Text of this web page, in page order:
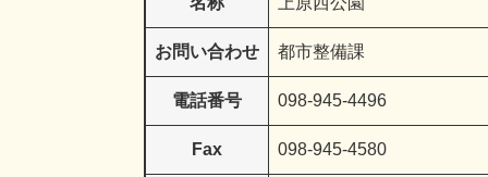
お問い合わせ 都市整備課
電話番号 098-945-4496
Fax 098-945-4580